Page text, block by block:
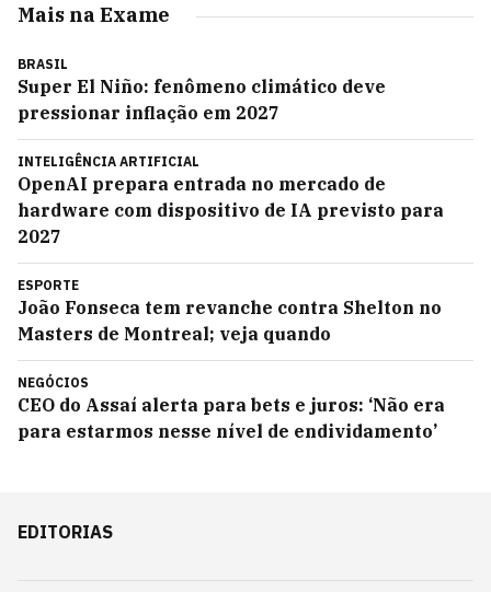
Mais na Exame
BRASIL
Super El Niño: fenômeno climático deve
pressionar inflação em 2027
INTELIGÊNCIA ARTIFICIAL
OpenAI prepara entrada no mercado de
hardware com dispositivo de IA previsto para
2027
ESPORTE
João Fonseca tem revanche contra Shelton no
Masters de Montreal; veja quando
NEGÓCIOS
CEO do Assaí alerta para bets e juros: ‘Não era
para estarmos nesse nível de endividamento’
EDITORIAS